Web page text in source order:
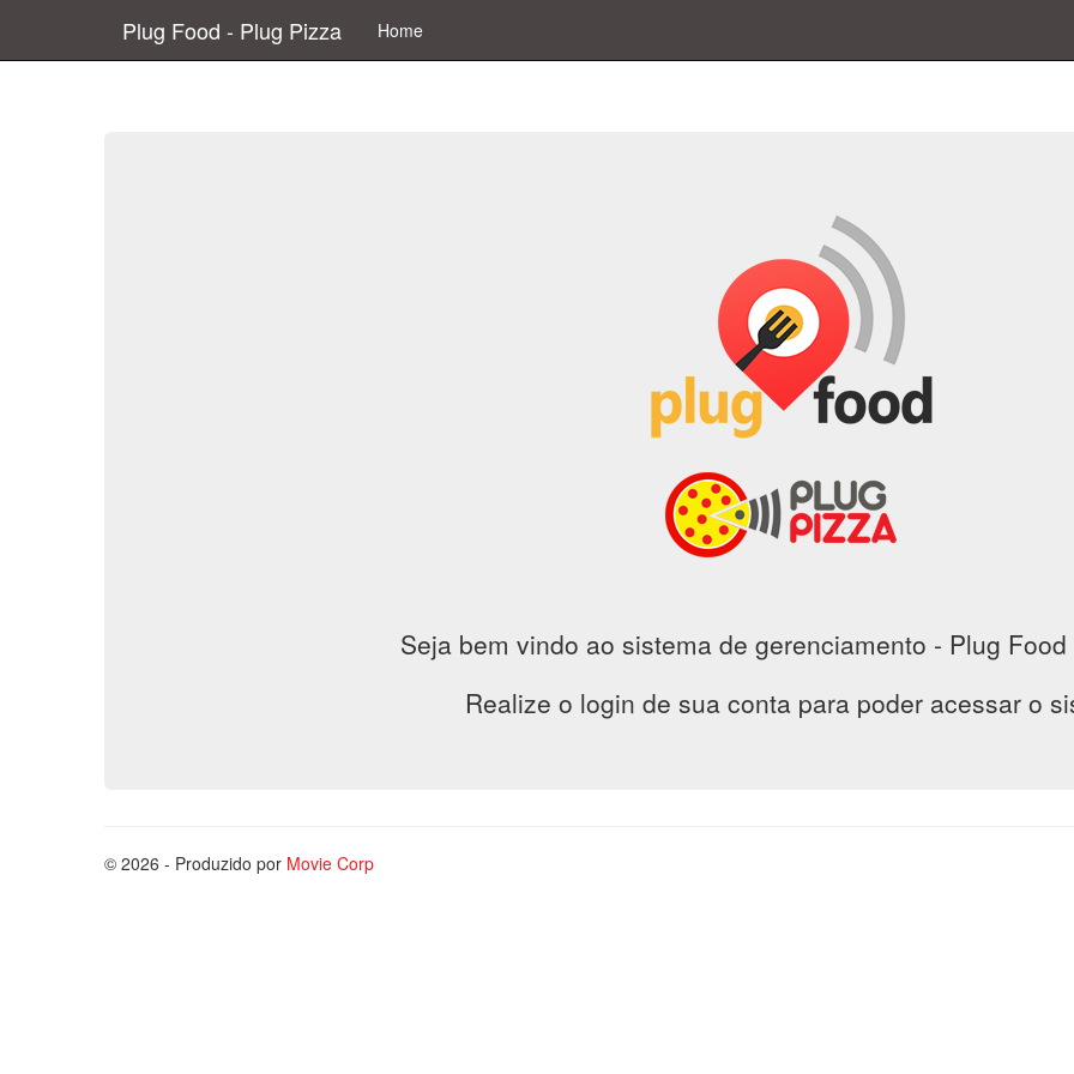
Plug Food - Plug Pizza Home
Seja bem vindo ao sistema de gerenciamento - Plug
Realize o login de sua conta para poder acessar o
© 2026 - Produzido por Movie Corp